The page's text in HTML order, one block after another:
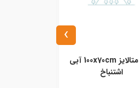
مقوا متالایز 100x70cm آبی
اشتنباخ
›